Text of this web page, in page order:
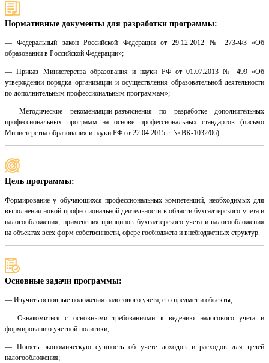
Нормативные документы для разработки программы:
— Федеральный закон Российской Федерации от 29.12.2012 № 273-ФЗ «Об
образовании в Российской Федерации»;
— Приказ Министерства образования и науки РФ от 01.07.2013 № 499 «Об
утверждении порядка организации и осуществления образовательной деятельности
по дополнительным профессиональным программам»;
— Методические рекомендации-разъяснения по разработке дополнительных
профессиональных программ на основе профессиональных стандартов (письмо
Министерства образования и науки РФ от 22.04.2015 г. № ВК-1032/06).
Цель программы:
Формирование у обучающихся профессиональных компетенций, необходимых для
выполнения новой профессиональной деятельности в области бухгалтерского учета и
налогообложения, применения принципов бухгалтерского учета и налогообложения
на объектах всех форм собственности, сфере госбюджета и внебюджетных структур.
Основные задачи программы:
— Изучить основные положения налогового учета, его предмет и объекты;
— Ознакомиться с основными требованиями к ведению налогового учета и
формированию учетной политики;
— Понять экономическую сущность об учете доходов и расходов для целей
налогообложения;